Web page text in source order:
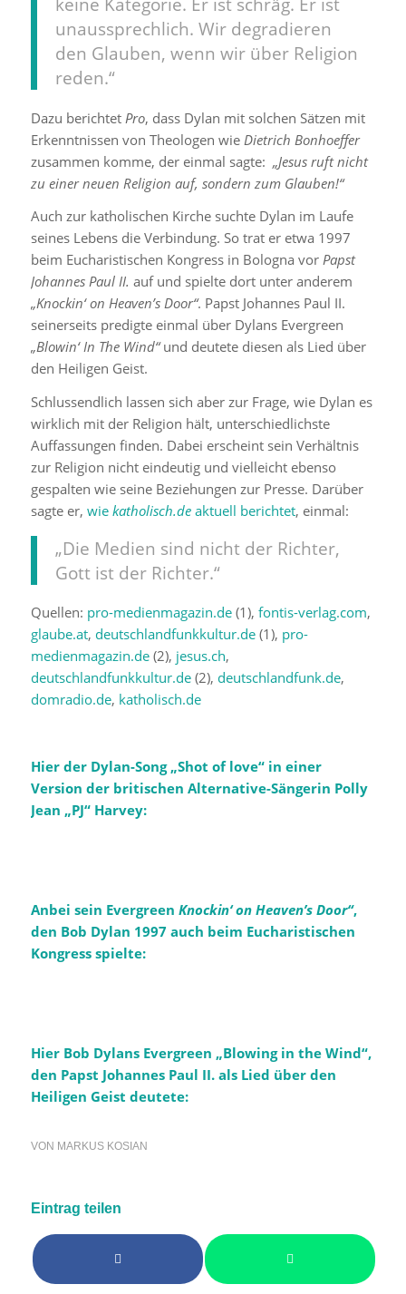
unaussprechlich. Wir degradieren
den Glauben, wenn wir über Religion
reden.“
Dazu berichtet Pro, dass Dylan mit solchen Sätzen mit
Erkenntnissen von Theologen wie Dietrich Bonhoeffer
zusammen komme, der einmal sagte: „Jesus ruft nicht
zu einer neuen Religion auf, sondern zum Glauben!“
Auch zur katholischen Kirche suchte Dylan im Laufe
seines Lebens die Verbindung. So trat er etwa 1997
beim Eucharistischen Kongress in Bologna vor Papst
Johannes Paul II. auf und spielte dort unter anderem
„Knockin‘ on Heaven’s Door“. Papst Johannes Paul II.
seinerseits predigte einmal über Dylans Evergreen
„Blowin‘ In The Wind“und deutete diesen als Lied über
den Heiligen Geist.
Schlussendlich lassen sich aber zur Frage, wie Dylan es
wirklich mit der Religion hält, unterschiedlichste
Auffassungen finden. Dabei erscheint sein Verhältnis
zur Religion nicht eindeutig und vielleicht ebenso
gespalten wie seine Beziehungen zur Presse. Darüber
sagte er, wie katholisch.deaktuell berichtet, einmal:
„Die Medien sind nicht der Richter,
Gott ist der Richter.“
Quellen: pro-medienmagazin.de(1), fontis-verlag.com,
glaube.at, deutschlandfunkkultur.de(1), pro-
medienmagazin.de(2), jesus.ch,
deutschlandfunkkultur.de(2), deutschlandfunk.de,
domradio.de, katholisch.de
Hier der Dylan-Song „Shot of love“ in einer
Version der britischen Alternative-Sängerin Polly
Jean „PJ“ Harvey:
Anbei sein Evergreen Knockin‘ on Heaven’s Door“,
den Bob Dylan 1997 auch beim Eucharistischen
Kongress spielte:
Hier Bob Dylans Evergreen „Blowing in the Wind“,
den Papst Johannes Paul II. als Lied über den
Heiligen Geist deutete:
VON MARKUS KOSIAN
Eintrag teilen